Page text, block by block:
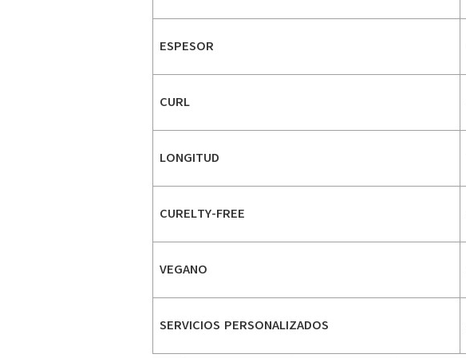
ESPESOR
CURL
LONGITUD
CURELTY-FREE
VEGANO
SERVICIOS PERSONALIZADOS